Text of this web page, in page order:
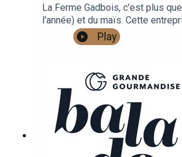
La Ferme Gadbois, c'est plus
l'année) et du maïs. Cette
est à sa sixième génération de
et fiers qui proposent de
de Saint-Hyacinthe.
Play